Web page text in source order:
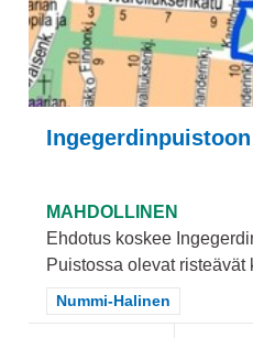
MAHDOLLINEN
Ehdotus koskee
Puistossa olevat risteävät
Rajaa tulokset teeman
Nummi-Halinen